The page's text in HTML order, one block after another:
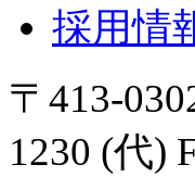
採用情
〒413-
1230 (代)